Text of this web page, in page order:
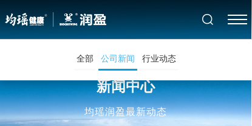
新闻中心
均瑶润盈最新动态
全部 公司新闻 行业动态